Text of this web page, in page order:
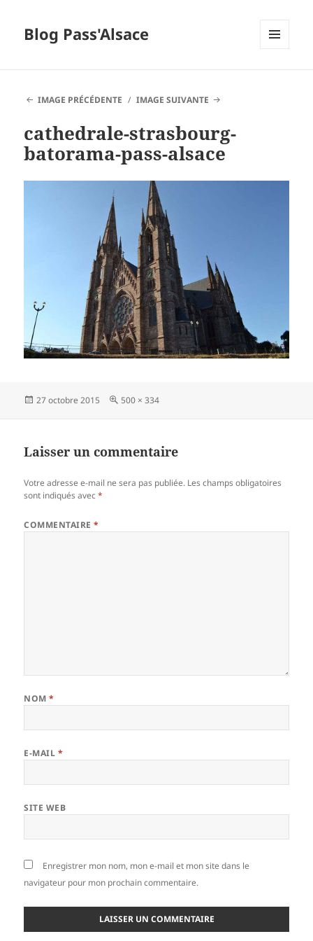
Blog Pass'Alsace
IMAGE PRÉCÉDENTE
IMAGE SUIVANTE
cathedrale-strasbourg-
batorama-pass-alsace
Publié
27 octobre 2015
Taille
500 × 334
Laisser un commentaire
Votre adresse e-mail ne sera pas publiée. Les champs obligatoires
sont indiqués avec*
COMMENTAIRE*
NOM*
E-MAIL *
SITE WEB
Enregistrer mon nom, mon e-mail et mon site dans le
navigateur pour mon prochain commentaire.